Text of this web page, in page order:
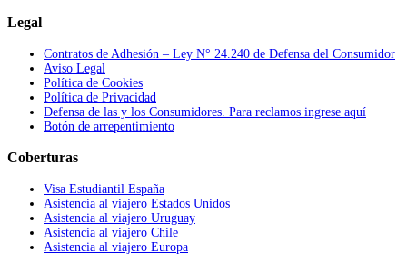
Legal
Contratos de Adhesión – Ley N° 24.240 de Defensa del Consumidor
Aviso Legal
Política de Cookies
Política de Privacidad
Defensa de las y los Consumidores. Para reclamos ingrese aquí
Botón de arrepentimiento
Coberturas
Visa Estudiantil España
Asistencia al viajero Estados Unidos
Asistencia al viajero Uruguay
Asistencia al viajero Chile
Asistencia al viajero Europa